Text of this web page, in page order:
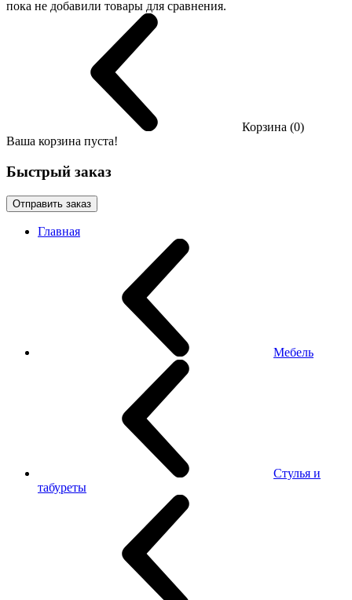
пока не добавили товары для сравнения.
Корзина (0)
Ваша корзина пуста!
Быстрый заказ
Отправить заказ
Главная
Мебель
Стулья и
табуреты